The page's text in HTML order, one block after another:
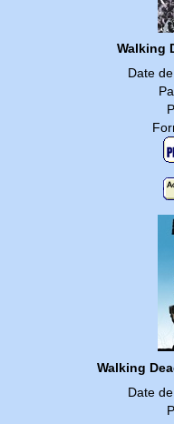
Walking
Date
Walking
Date